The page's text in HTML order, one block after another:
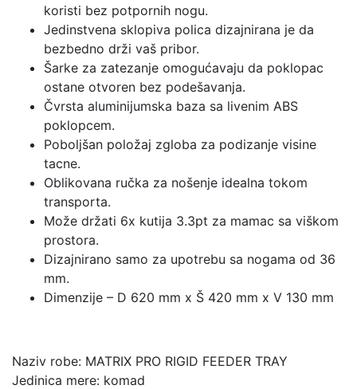
koristi bez potpornih nogu.
Jedinstvena sklopiva polica dizajnirana je da
bezbedno drži vaš pribor.
Šarke za zatezanje omogućavaju da poklopac
ostane otvoren bez podešavanja.
Čvrsta aluminijumska baza sa livenim ABS
poklopcem.
Poboljšan položaj zgloba za podizanje visine
tacne.
Oblikovana ručka za nošenje idealna tokom
transporta.
Može držati 6x kutija 3.3pt za mamac sa viškom
prostora.
Dizajnirano samo za upotrebu sa nogama od 36
mm.
Dimenzije – D 620 mm x Š 420 mm x V 130 mm
Naziv robe: MATRIX PRO RIGID FEEDER TRAY
Jedinica mere: komad